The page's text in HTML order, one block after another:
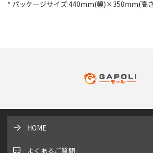
* パッケージサイズ:440mm(幅)×350mm(高
HOME
よくあるご質問